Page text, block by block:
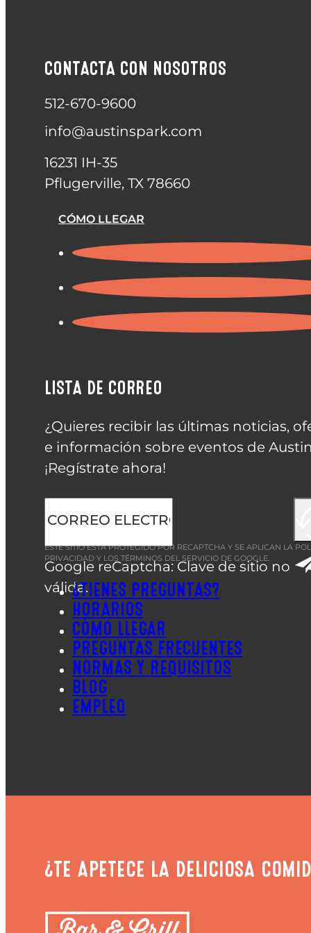
CONTACTA CON NOSOTROS
512-670-9600
info@austinspark.com
16231 IH-35
Pflugerville, TX 78660
CÓMO LLEGAR
LISTA DE CORREO
¿Quieres recibir las últimas noticias,
e información sobre eventos de
¡Regístrate ahora!
Google reCaptcha: Clave de sitio no
válida.
ESTE SITIO ESTÁ PROTEGIDO POR RECAPTCHA Y SE APLICAN LA
PRIVACIDAD Y LOS TÉRMINOS DEL SERVICIO DE GOOGLE.
¿TIENES PREGUNTAS?
HORARIOS
CÓMO LLEGAR
PREGUNTAS FRECUENTES
NORMAS Y REQUISITOS
BLOG
EMPLEO
¿TE APETECE LA DELICIOSA